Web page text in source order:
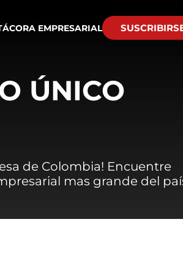
EMPRESARIAL
ÚNICO
de Colombia! Encuentre
mas grande del